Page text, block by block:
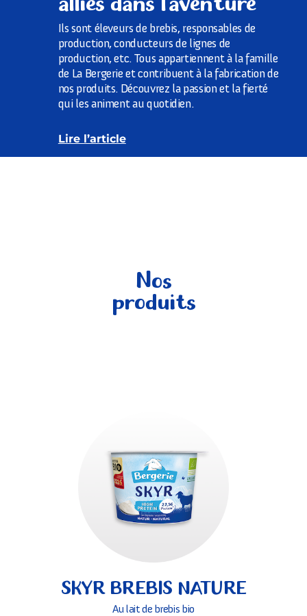
Ils sont éleveurs de brebis, responsables de
production, conducteurs de lignes de
production, etc. Tous appartiennent à la famille
de La Bergerie et contribuent à la fabrication de
nos produits. Découvrez la passion et la fierté
qui les animent au quotidien.
Lire l’article
Nos
produits
SKYR BREBIS NATURE
Au lait de brebis bio